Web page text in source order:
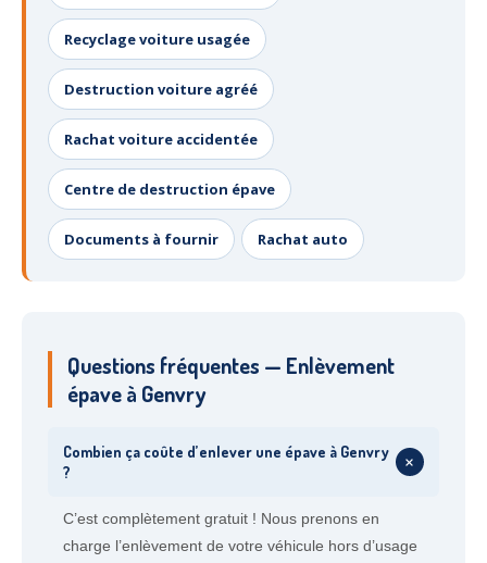
Recyclage voiture usagée
Destruction voiture agréé
Rachat voiture accidentée
Centre de destruction épave
Documents à fournir Rachat auto
Questions fréquentes — Enlèvement
épave à Genvry
Combien ça coûte d’enlever une épave à Genvry
?
+
C’est complètement gratuit ! Nous prenons en
charge l’enlèvement de votre véhicule hors d’usage